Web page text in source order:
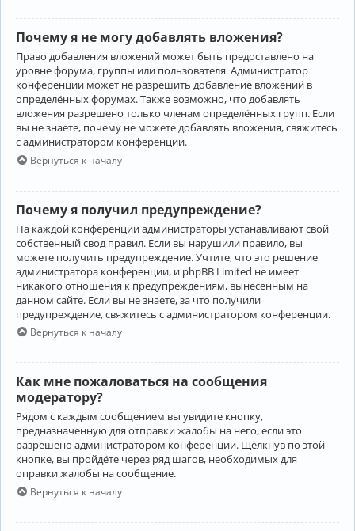
Почему я не могу добавлять вложения?
Право добавления вложений может быть предоставлено на
уровне форума, группы или пользователя. Администратор
конференции может не разрешить добавление вложений в
определённых форумах. Также возможно, что добавлять
вложения разрешено только членам определённых групп. Если
вы не знаете, почему не можете добавлять вложения, свяжитесь
с администратором конференции.
Вернуться к началу
Почему я получил предупреждение?
На каждой конференции администраторы устанавливают свой
собственный свод правил. Если вы нарушили правило, вы
можете получить предупреждение. Учтите, что это решение
администратора конференции, и phpBB Limited не имеет
никакого отношения к предупреждениям, вынесенным на
данном сайте. Если вы не знаете, за что получили
предупреждение, свяжитесь с администратором конференции.
Вернуться к началу
Как мне пожаловаться на сообщения
модератору?
Рядом с каждым сообщением вы увидите кнопку,
предназначенную для отправки жалобы на него, если это
разрешено администратором конференции. Щёлкнув по этой
кнопке, вы пройдёте через ряд шагов, необходимых для
оправки жалобы на сообщение.
Вернуться к началу